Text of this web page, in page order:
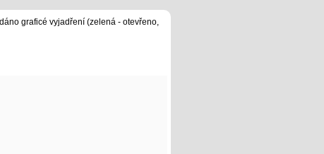
graficé vyjadření (zelená - otevřeno,